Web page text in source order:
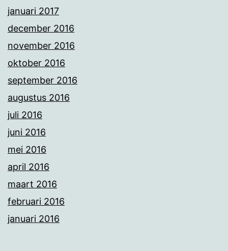
januari 2017
december 2016
november 2016
oktober 2016
september 2016
augustus 2016
juli 2016
juni 2016
mei 2016
april 2016
maart 2016
februari 2016
januari 2016